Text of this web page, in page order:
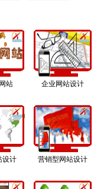
站 企业网站设计
设计 营销型网站设计